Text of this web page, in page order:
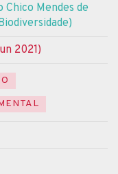
Mendes de
2021)